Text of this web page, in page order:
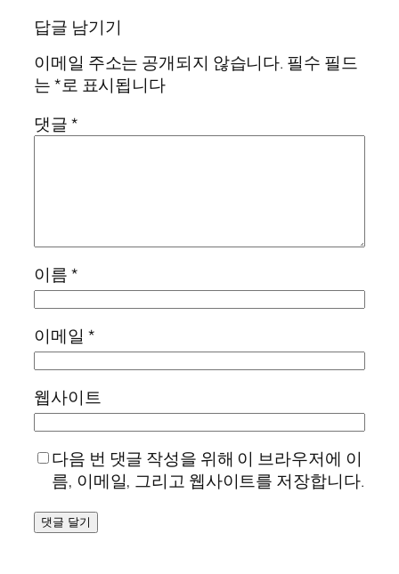
답글 남기기
이메일 주소는 공개되지 않습니다. 필수 필드
는*로 표시됩니다
댓글*
이름*
이메일 *
웹사이트
다음 번 댓글 작성을 위해 이 브라우저에 이
름, 이메일, 그리고 웹사이트를 저장합니다.